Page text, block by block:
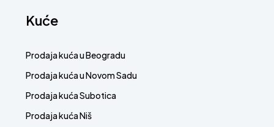
Kuće
Prodaja kuća u Beogradu
Prodaja kuća u Novom Sadu
Prodaja kuća Subotica
Prodaja kuća Niš